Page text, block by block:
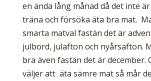
en ända lång månad då det inte
träna och försöka äta bra mat.
smarta matval fastän det är
julbord, julafton och nyårsafton.
bra även fastän det är december.
väljer att äta sämre mat så mår